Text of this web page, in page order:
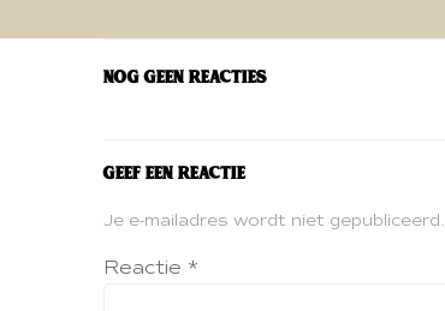
navigatie
Nog geen reacties
Geef een reactie
Je e-mailadres wordt niet gepubliceerd.
Reactie *